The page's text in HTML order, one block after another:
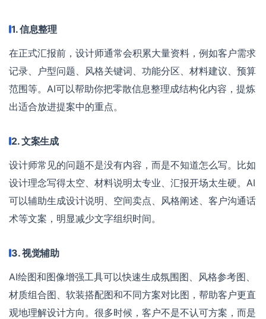
1. 信息整理
在正式汇报前，设计师通常会积累大量资料，例如客户需求
记录、户型问题、风格关键词、功能分区、材料建议、预算
范围等。AI可以帮助你把零散信息整理成结构化内容，提炼
出适合放进提案中的重点。
2. 文案生成
设计师常见的问题不是没有内容，而是不知道怎么写。比如
设计理念写得太空、材料说明太专业、汇报开场太生硬。AI
可以辅助生成设计说明、空间卖点、风格阐述、客户沟通话
术等文案，明显减少文字组织时间。
3. 视觉辅助
AI绘图和图像增强工具可以快速生成氛围图、风格参考图、
材质组合图、软装搭配图和不同方案对比图，帮助客户更直
观地理解设计方向。很多时候，客户不是不认可方案，而是